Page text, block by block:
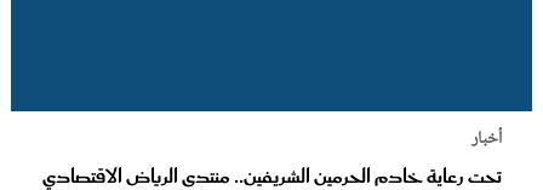
أخبار
تحت رعاية خادم الحرمين الشريفين.. منتدى الرياض الاقتصادي